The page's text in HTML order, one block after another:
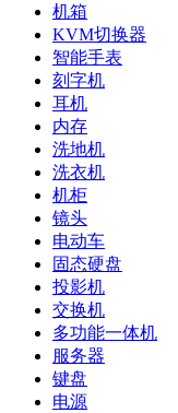
机箱
KVM切换器
智能手表
刻字机
耳机
内存
洗地机
洗衣机
机柜
镜头
电动车
固态硬盘
投影机
交换机
多功能一体机
服务器
键盘
电源